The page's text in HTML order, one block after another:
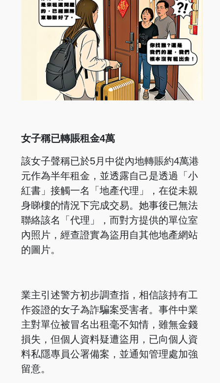
女子稱已轉賬租金4萬
該女子聲稱已於5月中從內地轉賬約4萬港
元作為半年租金，並透露自己是透過「小
紅書」接觸一名「地產代理」，在從未親
身睇樓的情況下完成交易。她事後已無法
聯絡該名「代理」，而對方提供的單位室
內照片，經查證實為盜用自其他地產網站
的圖片。
業主引述警方初步調查指，相信該持有工
作簽證的女子為詐騙案受害者。事件中業
主對單位被冒名出租毫不知情，雖無金錢
損失，但個人資料疑遭盜用，已向個人資
料私隱專員公署備案，並通知管理處加強
留意。